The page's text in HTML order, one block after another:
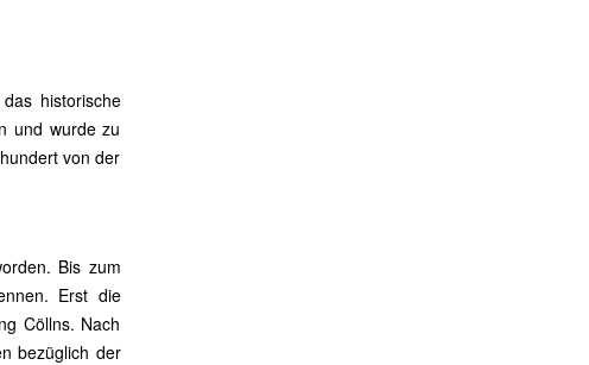
historische
und wurde zu
von der
Bis zum
Erst die
Cöllns. Nach
bezüglich der